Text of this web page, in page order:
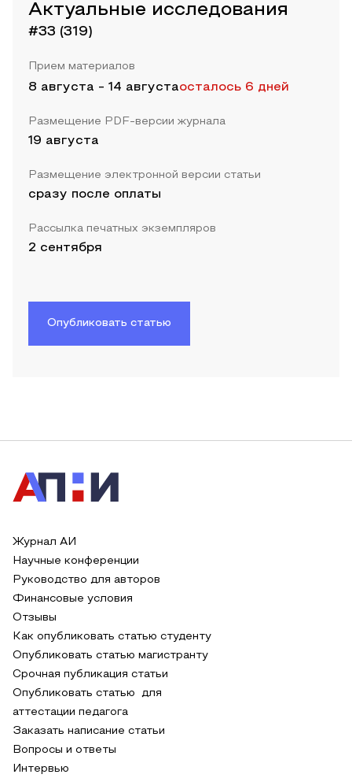
Актуальные исследования
#33 (319)
Прием материалов
8 августа - 14 августаосталось 6 дней
Размещение PDF-версии журнала
19 августа
Размещение электронной версии статьи
сразу после оплаты
Рассылка печатных экземпляров
2 сентября
Опубликовать статью
Журнал АИ
Научные конференции
Руководство для авторов
Финансовые условия
Отзывы
Как опубликовать статью студенту
Опубликовать статью магистранту
Срочная публикация статьи
Опубликовать статью для
аттестации педагога
Заказать написание статьи
Вопросы и ответы
Интервью